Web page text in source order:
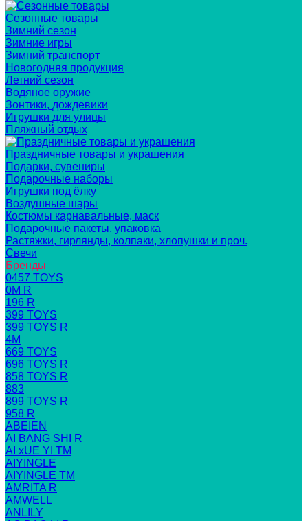
Сезонные товары
Зимний сезон
Зимние игры
Зимний транспорт
Новогодняя продукция
Летний сезон
Водяное оружие
Зонтики, дождевики
Игрушки для улицы
Пляжный отдых
Праздничные товары и украшения
Подарки, сувениры
Подарочные наборы
Игрушки под ёлку
Воздушные шары
Костюмы карнавальные, маск
Подарочные пакеты, упаковка
Растяжки, гирлянды, колпаки, хлопушки и проч.
Свечи
Бренды
0457 TOYS
0M R
196 R
399 TOYS
399 TOYS R
4M
669 TOYS
696 TOYS R
858 TOYS R
883
899 TOYS R
958 R
ABEIEN
AI BANG SHI R
AI xUE YI TM
AIYINGLE
AIYINGLE TM
AMRITA R
AMWELL
ANLILY